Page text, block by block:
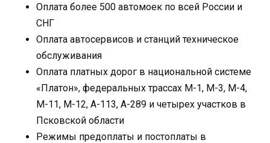
Оплата более 500 автомоек по всей России и
СНГ
Оплата автосервисов и станций техническое
обслуживания
Оплата платных дорог в национальной системе
«Платон», федеральных трассах М-1, М-3, М-4,
М-11, М-12, А-113, А-289 и четырех участков в
Псковской области
Режимы предоплаты и постоплаты в